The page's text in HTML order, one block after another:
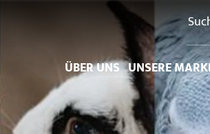
ÜBER UNS UNSERE